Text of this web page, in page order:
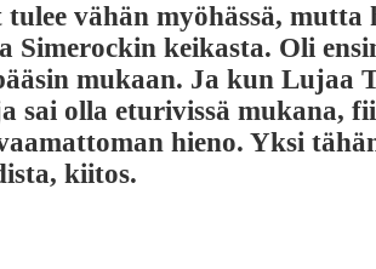
vähän myöhässä,
Simerockin keikasta. Oli
mukaan. Ja kun Lujaa
sai olla eturivissä mukana,
hieno. Yksi
kiitos.